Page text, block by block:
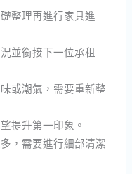
整理再進行家具進
並銜接下一位承租
或潮氣，需要重新整
提升第一印象。
，需要進行細部清潔